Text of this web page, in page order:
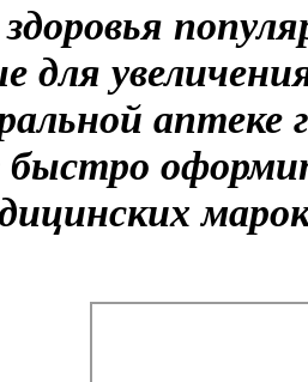
для
аптеке